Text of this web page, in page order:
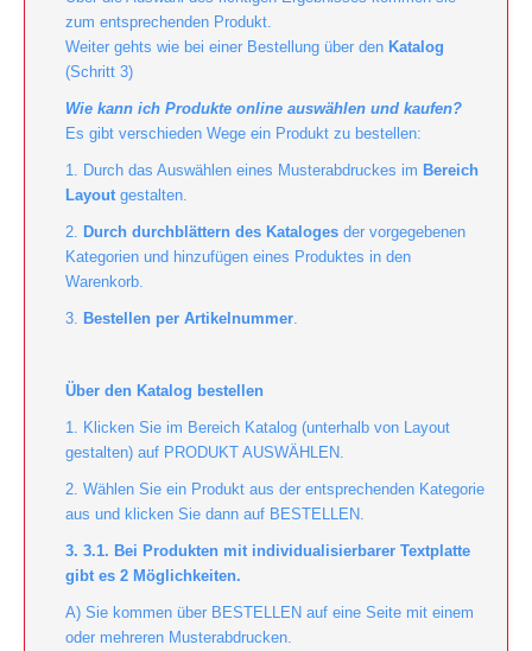
zum entsprechenden Produkt.
Weiter gehts wie bei einer Bestellung über den Katalog
(Schritt 3)
Wie kann ich Produkte online auswählen und kaufen?
Es gibt verschieden Wege ein Produkt zu bestellen:
1. Durch das Auswählen eines Musterabdruckes im Bereich
Layoutgestalten.
2. Durch durchblättern des Katalogesder vorgegebenen
Kategorien und hinzufügen eines Produktes in den
Warenkorb.
3. Bestellen per Artikelnummer.
Über den Katalog bestellen
1. Klicken Sie im Bereich Katalog (unterhalb von Layout
gestalten) auf PRODUKT AUSWÄHLEN.
2. Wählen Sie ein Produkt aus der entsprechenden Kategorie
aus und klicken Sie dann auf BESTELLEN.
3. 3.1. Bei Produkten mit individualisierbarer Textplatte
gibt es 2 Möglichkeiten.
A) Sie kommen über BESTELLEN auf eine Seite mit einem
oder mehreren Musterabdrucken.